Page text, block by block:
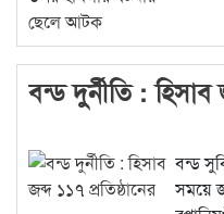
বন্ড দুর্নীতি : হিসাব
বন্ড
সময়ে